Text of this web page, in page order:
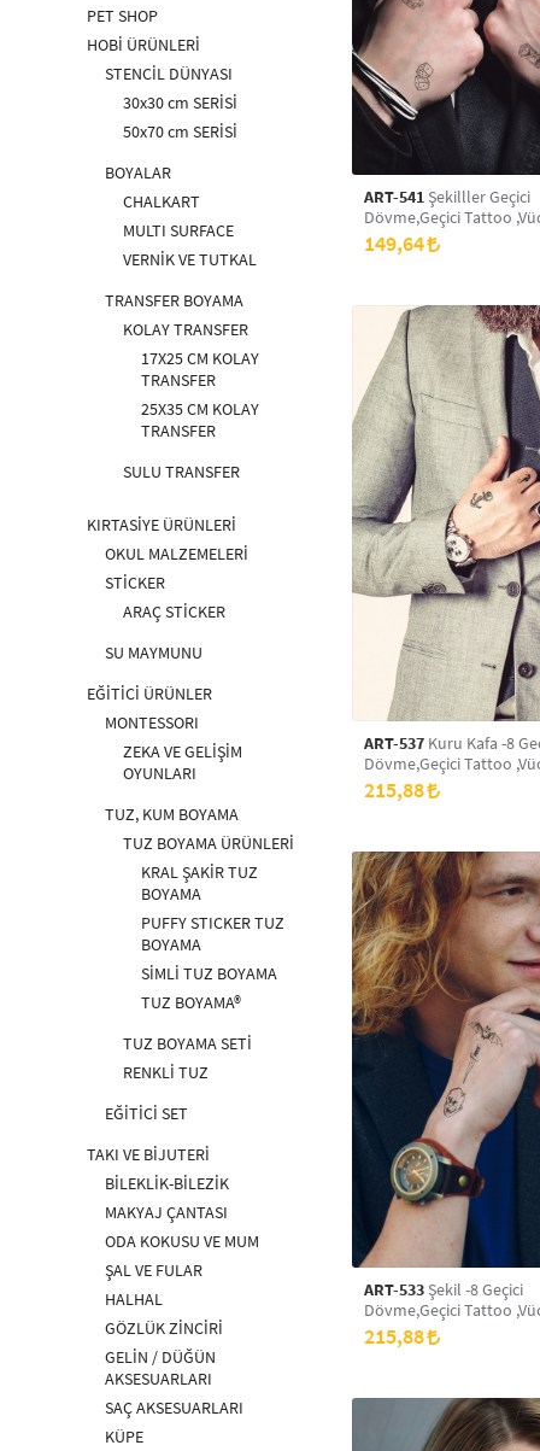
PET SHOP
HOBİ ÜRÜNLERİ
STENCİL DÜNYASI
30x30 cm SERİSİ
50x70 cm SERİSİ
BOYALAR
CHALKART
MULTI SURFACE
VERNİK VE TUTKAL
TRANSFER BOYAMA
KOLAY TRANSFER
17X25 CM KOLAY
TRANSFER
25X35 CM KOLAY
TRANSFER
SULU TRANSFER
KIRTASİYE ÜRÜNLERİ
OKUL MALZEMELERİ
STİCKER
ARAÇ STİCKER
SU MAYMUNU
EĞİTİCİ ÜRÜNLER
MONTESSORI
ZEKA VE GELİŞİM
OYUNLARI
TUZ, KUM BOYAMA
TUZ BOYAMA ÜRÜNLERİ
KRAL ŞAKİR TUZ
BOYAMA
PUFFY STICKER TUZ
BOYAMA
SİMLİ TUZ BOYAMA
TUZ BOYAMA®
TUZ BOYAMA SETİ
RENKLİ TUZ
EĞİTİCİ SET
TAKI VE BİJUTERİ
BİLEKLİK-BİLEZİK
MAKYAJ ÇANTASI
ODA KOKUSU VE MUM
ŞAL VE FULAR
HALHAL
GÖZLÜK ZİNCİRİ
GELİN / DÜĞÜN
AKSESUARLARI
SAÇ AKSESUARLARI
KÜPE
ART-541 Şekilller Geçici
Dövme,Geçici Tattoo
Dövme,Kol Bilek
Dövme,Sırt Dövme
149,64
ART-537 Kuru Kafa -8
Dövme,Geçici Tattoo
Dövme,Kol Bilek
Dövme,Sırt Dövme
215,88
ART-533 Şekil -8 Geçici
Dövme,Geçici Tattoo
Dövme,Kol Bilek
Dövme,Sırt Dövme
215,88